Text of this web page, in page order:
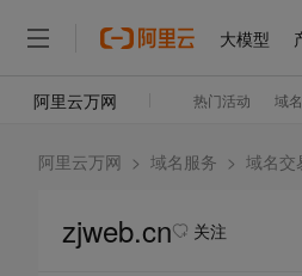
阿里云万网 > 域名服务 > 域名交
zjweb.cn 关注